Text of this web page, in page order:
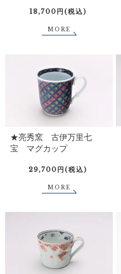
18,700円(税込)
MORE
★亮秀窯 古伊万里七
宝 マグカップ
29,700円(税込)
MORE